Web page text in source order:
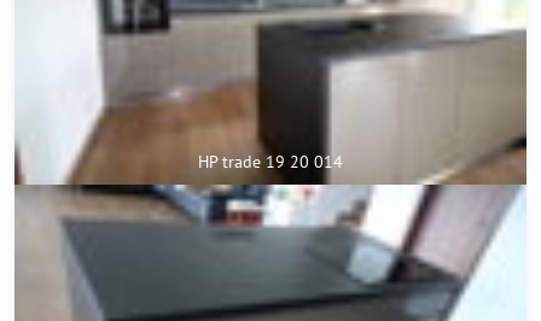
HP trade 19 20 014